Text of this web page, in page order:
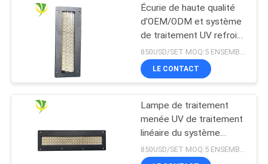
Écurie de haute qualité
d'OEM/ODM et système
de traitement UV refroidi
à l'eau sûr du
refroidissement par l'eau
LED pour la machine
LE CONTACT
Lampe de traitement
menée UV de traitement
linéaire du système
365nm 395nm 405nm de
Shenzhen 1200w